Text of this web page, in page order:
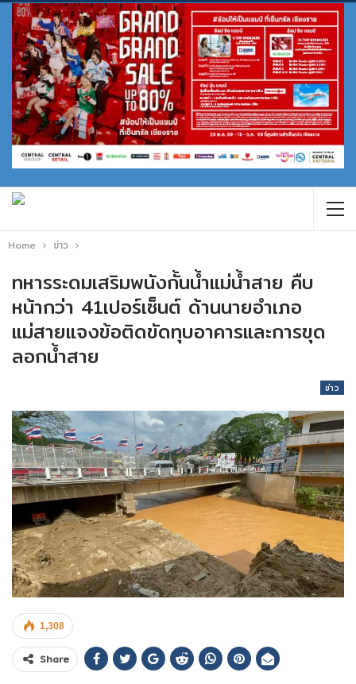
Home ข่าว
ทหารระดมเสริมพนังกั้นน้ำแม่น้ำสาย คืบ
หน้ากว่า 41เปอร์เซ็นต์ ด้านนายอำเภอ
แม่สายแจงข้อติดขัดทุบอาคารและการขุด
ลอกน้ำสาย
ข่าว
1,308
Share